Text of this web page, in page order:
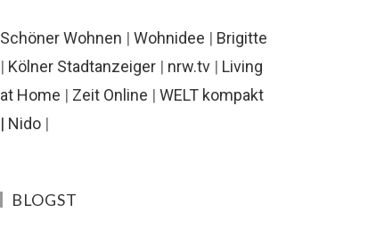
Schöner Wohnen | Wohnidee | Brigitte
| Kölner Stadtanzeiger | nrw.tv | Living
at Home | Zeit Online | WELT kompakt
| Nido |
BLOGST